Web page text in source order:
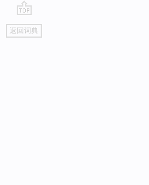
go
top
返回词典